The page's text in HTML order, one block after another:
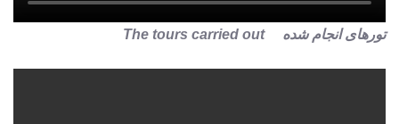
تورهای انجام شده The tours carried out